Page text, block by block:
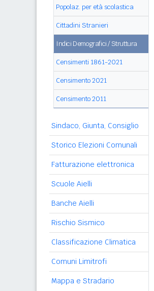
Popolaz. per età scolastica
Cittadini Stranieri
Indici Demografici / Struttura
Censimenti 1861-2021
Censimento 2021
Censimento 2011
Sindaco, Giunta, Consiglio
Storico Elezioni Comunali
Fatturazione elettronica
Scuole Aielli
Banche Aielli
Rischio Sismico
Classificazione Climatica
Comuni Limitrofi
Mappa e Stradario